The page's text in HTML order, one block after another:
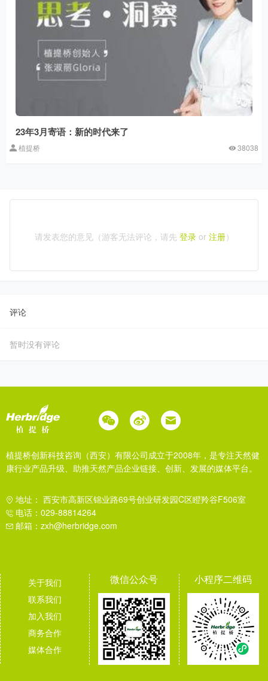
23年3月寄语：新的时代来了
植提桥 38038
请发表您的意见（游客无法评论，请先 登录or 注册）
评论
暂时没有评论
植提桥创新科技咨询（西安）有限公司成立于2008年，是专注天然健
康行业产品升级、助推天然产品企业链接、创新、发展的媒体平台。
地址： 西安市高新区锦业路69号创业研发园C区瞪羚谷F506室
电话：029-88814264
邮箱：zxh@herbridge.com
关于我们
联系我们
加入我们
商务合作
媒体合作
微信公众号 小程序二维码